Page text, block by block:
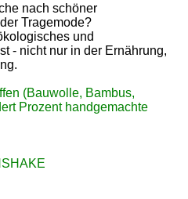
nach schöner
Tragemode?
und
- nicht nur in der Ernährung,
(Bauwolle, Bambus,
Prozent handgemachte